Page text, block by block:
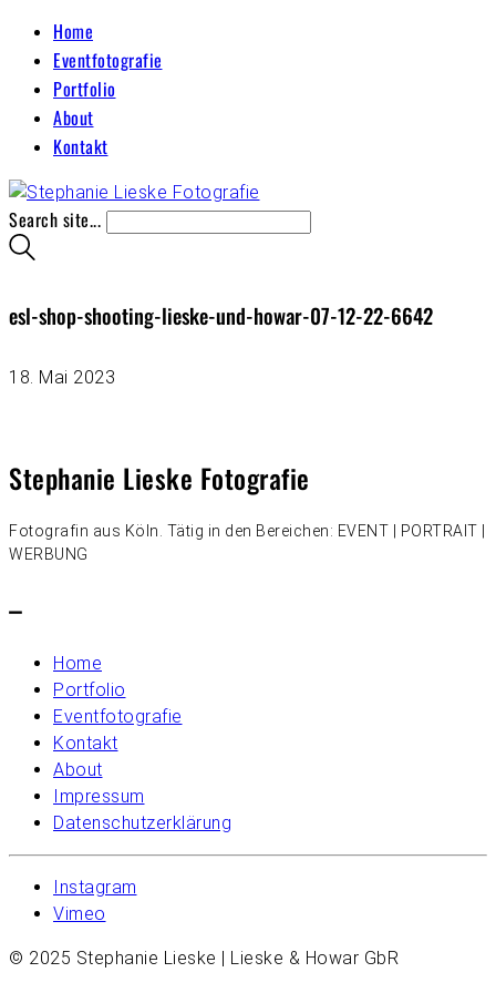
Home
Eventfotografie
Portfolio
About
Kontakt
Search site...
esl-shop-shooting-lieske-und-howar-07-12-22-6642
18. Mai 2023
Stephanie Lieske Fotografie
Fotografin aus Köln. Tätig in den Bereichen: EVENT | PORTRAIT |
WERBUNG
–
Home
Portfolio
Eventfotografie
Kontakt
About
Impressum
Datenschutzerklärung
Instagram
Vimeo
© 2025 Stephanie Lieske | Lieske & Howar GbR